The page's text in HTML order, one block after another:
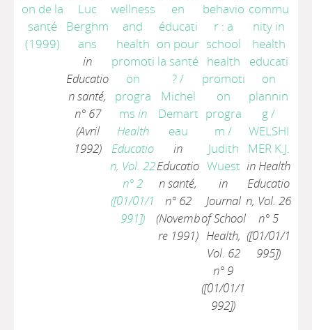
on de la
santé
(1999)
Luc
Berghm
ans
in
Educatio
n santé,
n° 67
(Avril
1992)
wellness
and
health
promoti
on
progra
ms in
Health
Educatio
n, Vol. 22
n° 2
([01/01/1
991])
en
éducati
on pour
la santé
?/
Michel
Demart
eau
in
Educatio
n santé,
n° 62
(Novemb
re 1991)
behavio
r : a
school
health
promoti
on
progra
m /
Judith
Wuest
in
Journal
of School
Health,
Vol. 62
n° 9
([01/01/1
992])
commu
nity in
health
educati
on
plannin
g/
WELSHI
MER K.J.
in Health
Educatio
n, Vol. 26
n° 5
([01/01/1
995])